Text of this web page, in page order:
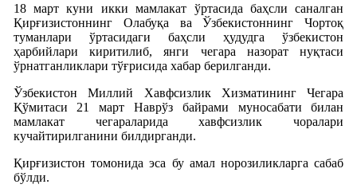
18 март куни икки мамлакат ўртасида баҳсли саналган
Қирғизистоннинг Олабуқа ва Ўзбекистоннинг Чортоқ
туманлари ўртасидаги баҳсли ҳудудга ўзбекистон
ҳарбийлари киритилиб, янги чегара назорат нуқтаси
ўрнатганликлари тўғрисида хабар берилганди.
Ўзбекистон Миллий Хавфсизлик Хизматининг Чегара
Қўмитаси 21 март Наврўз байрами муносабати билан
мамлакат чегараларида хавфсизлик чоралари
кучайтирилганини билдирганди.
Қирғизистон томонида эса бу амал норозиликларга сабаб
бўлди.